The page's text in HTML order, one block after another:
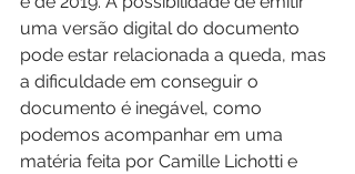
uma versão digital do documento
pode estar relacionada a queda, mas
a dificuldade em conseguir o
documento é inegável, como
podemos acompanhar em uma
matéria feita por Camille Lichotti e